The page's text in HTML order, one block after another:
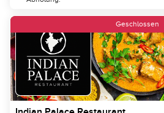
Geschlossen